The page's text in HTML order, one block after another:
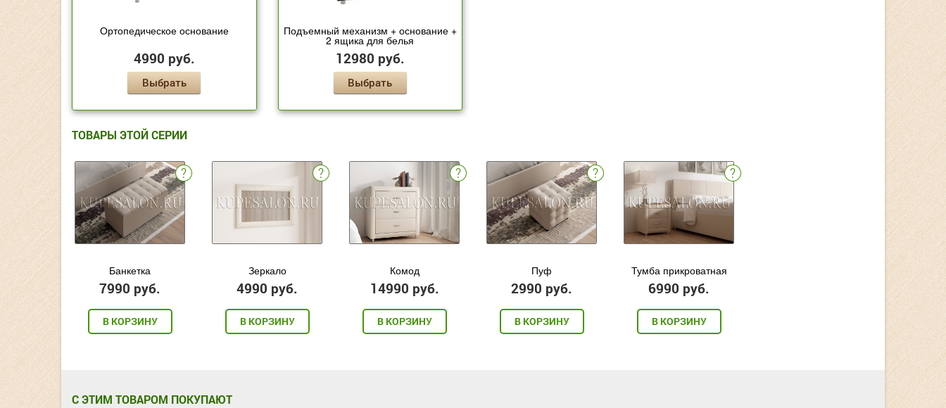
Ортопедическое основание
4990 руб.
Выбрать
Подъемный механизм + основание +
2 ящика для белья
12980 руб.
Выбрать
ТОВАРЫ ЭТОЙ СЕРИИ
Банкетка
7990 руб.
В КОРЗИНУ
Зеркало
4990 руб.
В КОРЗИНУ
Комод
14990 руб.
В КОРЗИНУ
Пуф
2990 руб.
В КОРЗИНУ
Тумба прикроватная
6990 руб.
В КОРЗИНУ
С ЭТИМ ТОВАРОМ ПОКУПАЮТ